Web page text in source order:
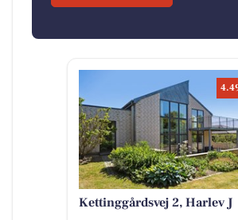
Kettinggårdsvej 2, Harlev J